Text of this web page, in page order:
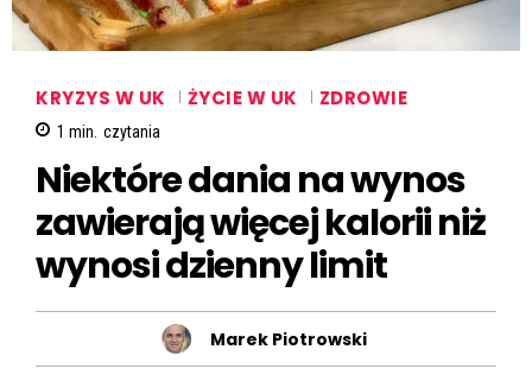
KRYZYS W UK ŻYCIE W UK ZDROWIE
1 min. czytania
Niektóre dania na wynos
zawierają więcej kalorii niż
wynosi dzienny limit
Marek Piotrowski